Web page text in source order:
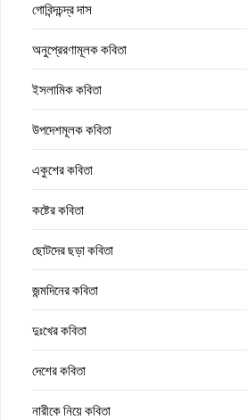
গোবিন্দচন্দ্র দাস
অনুপ্রেরণামূলক কবিতা
ইসলামিক কবিতা
উপদেশমূলক কবিতা
একুশের কবিতা
কষ্টের কবিতা
ছোটদের ছড়া কবিতা
জন্মদিনের কবিতা
দুঃখের কবিতা
দেশের কবিতা
নারীকে নিয়ে কবিতা